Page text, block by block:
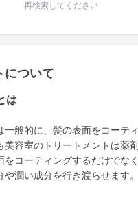
再検索してください
について
は
一般的に、髪の表面をコーテ
美容室のトリートメントは薬
をコーティングするだけでな
や潤い成分を行き渡らせます。